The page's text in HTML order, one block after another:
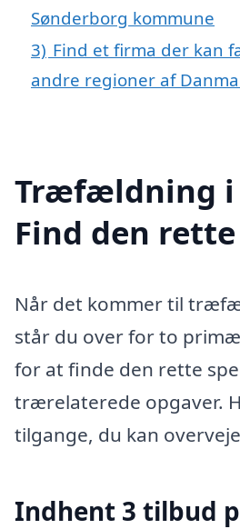
Sønderborg kommune
3) Find et firma der kan
andre regioner af
Træfældning i
Find den
Når det kommer til
står du over for to
for at finde den rette
trærelaterede opgaver.
tilgange, du kan
Indhent 3 tilbud